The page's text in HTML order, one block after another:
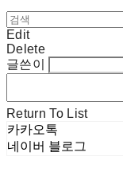
Edit
Delete
글쓴이
Return To List
카카오톡
네이버 블로그